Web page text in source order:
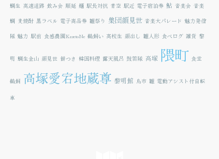
鯛生 高速道路 飲み会 順延 麺 駅長対抗 青空 駅近 電子宿泊券 鮎 音楽会 音楽
鯛 麦焼酎 黒ラベル 電子商品券 雛祭り 集団顔見世 音楽大パレード 魅力発信
隊 魅力 駅前 食感農園KazetoNe 鵜飼い 高校生 顔出し 雛人形 食べログ 雑貨 黎
明 鯛生金山 顔見世 餅つき 韓国料理 露天風呂 鼓笛隊 高塚 隈町 食堂
鵜飼 高塚愛宕地蔵尊 黎明館 鳥市 雛 電動アシスト付自転
車